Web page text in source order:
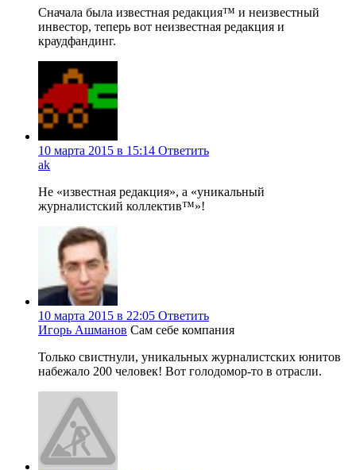
Сначала была известная редакция™ и неизвестный
инвестор, теперь вот неизвестная редакция и
краудфандинг.
10 марта 2015 в 15:14 Ответить
ak
Не «известная редакция», а «уникальный
журналистский коллектив™»!
10 марта 2015 в 22:05 Ответить
Игорь Ашманов Сам себе компания
Только свистнули, уникальных журналистских юнитов
набежало 200 человек! Вот голодомор-то в отрасли.